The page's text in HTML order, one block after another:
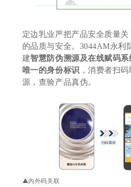
定边乳业严把产品安全质量
的品质与安全。3044AM永利
建智慧防伪溯源及在线赋码系
唯一的身份标识 ，消费者扫
源，查验产品真伪。
▲内外码关联